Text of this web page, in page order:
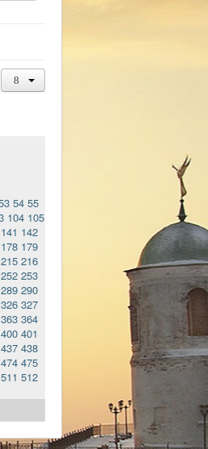
54 55
104 105
141 142
178 179
215 216
252 253
289 290
326 327
363 364
400 401
437 438
474 475
511 512